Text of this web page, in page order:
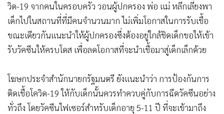
ญี่ปุ่น
News1
• Gotomanager
วิด-19 จากคนในครอบครัว วอนผู้ปกครอง พ่อ แม่ หลีกเลี่ยงพา
เด็กไปในสถานที่ที่มีคนจำนวนมาก ไม่เพิ่มโอกาสในการรับเชื้อ
ขณะเดียวกันแนะนำให้ผู้ปกครองซึ่งต้องอยู่ใกล้ชิดเด็กขอให้เข้า
รับวัคซีนให้ครบโดส เพื่อลดโอกาสที่จะนำเชื้อมาสู่เด็กเล็กด้วย
โฆษกประจำสำนักนายกรัฐมนตรี ยังแนะนำว่า การป้องกันการ
ติดเชื้อโควิด-19 ให้กับเด็กนั้นควรทำควบคู่กับการฉีดวัคซีนอย่าง
ทั่วถึง โดยวัคซีนไฟเซอร์สำหรับเด็กอายุ 5-11 ปี ที่จะเข้ามาถึง